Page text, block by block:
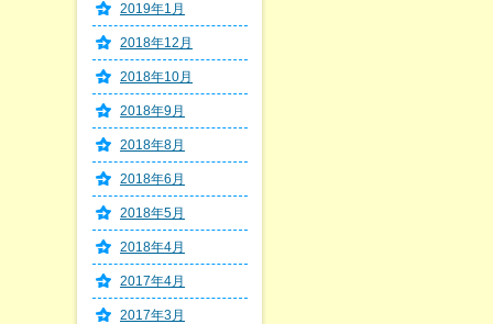
2019年1月
2018年12月
2018年10月
2018年9月
2018年8月
2018年6月
2018年5月
2018年4月
2017年4月
2017年3月